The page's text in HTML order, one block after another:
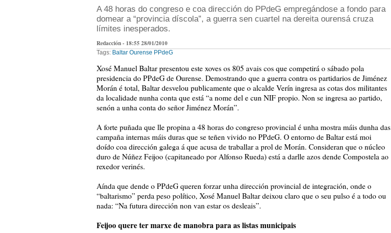
A 48 horas do congreso e coa dirección do PPdeG empregándose a fondo para
domear a “provincia díscola”, a guerra sen cuartel na dereita ourensá cruza
límites inesperados.
Redacción - 18:55 28/01/2010
Tags: Baltar Ourense PPdeG
Xosé Manuel Baltar presentou este xoves os 805 avais cos que competirá o sábado pola
presidencia do PPdeG de Ourense. Demostrando que a guerra contra os partidarios de Jiménez
Morán é total, Baltar desvelou publicamente que o alcalde Verín ingresa as cotas dos militantes
da localidade nunha conta que está “a nome del e cun NIF propio. Non se ingresa ao partido,
senón a unha conta do señor Jiménez Morán”.
A forte puñada que lle propina a 48 horas do congreso provincial é unha mostra máis dunha das
campaña internas máis duras que se teñen vivido no PPdeG. O entorno de Baltar está moi
doído coa dirección galega á que acusa de traballar a prol de Morán. Consideran que o núcleo
duro de Núñez Feijoo (capitaneado por Alfonso Rueda) está a darlle azos dende Compostela ao
rexedor verinés.
Aínda que dende o PPdeG queren forzar unha dirección provincial de integración, onde o
“baltarismo” perda peso político, Xosé Manuel Baltar deixou claro que o seu pulso é a todo ou
nada: “Na futura dirección non van estar os desleais”.
Feijoo quere ter marxe de manobra para as listas municipais